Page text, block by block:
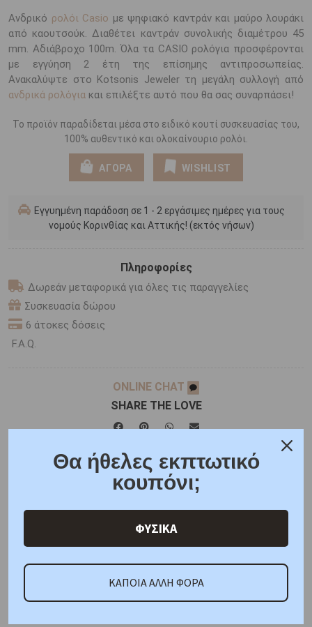
Ανδρικό ρολόι Casio με ψηφιακό καντράν και μαύρο λουράκι
από καουτσούκ. Διαθέτει καντράν συνολικής διαμέτρου 45
mm. Αδιάβροχο 100m. Όλα τα CASIO ρολόγια προσφέρονται
με εγγύηση 2 έτη της επίσημης αντιπροσωπείας.
Ανακαλύψτε στο Kotsonis Jeweler τη μεγάλη συλλογή από
ανδρικά ρολόγια και επιλέξτε αυτό που θα σας συναρπάσει!
Το προϊόν παραδίδεται μέσα στο ειδικό κουτί συσκευασίας του,
100% αυθεντικό και ολοκαίνουριο ρολόι.
ΑΓΟΡΑ WISHLIST
Εγγυημένη παράδοση σε 1 - 2 εργάσιμες ημέρες για τους
νομούς Κορινθίας και Αττικής! (εκτός νήσων)
Πληροφορίες
Δωρεάν μεταφορικά για όλες τις παραγγελίες
Συσκευασία δώρου
6 άτοκες δόσεις
F.A.Q.
ONLINE CHAT
SHARE THE LOVE
Χαρακτηριστικά Χαρακτηριστικά Ρολογιών
Κωδικός Προμηθευτή:
Θα ήθελες εκπτωτικό
κουπόνι;
ΦΥΣΙΚΑ
ΚΑΠΟΙΑ ΑΛΛΗ ΦΟΡΑ